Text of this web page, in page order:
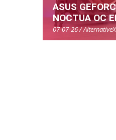
ASUS
NOCTUA OC
07-07-26 / AlternativeX